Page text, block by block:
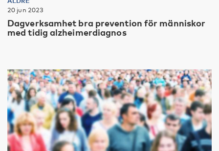
20 jun 2023
Dagverksamhet bra prevention för människor
med tidig alzheimerdiagnos